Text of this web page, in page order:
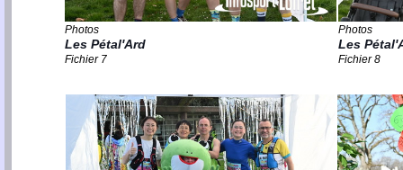
Photos
Les Pétal'Ard
Fichier 7
Photos
Les
Fichier 8